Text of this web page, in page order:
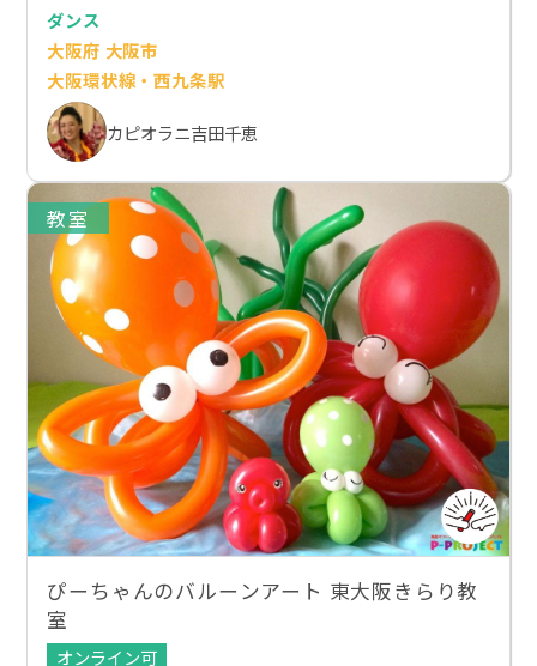
ダンス
大阪府 大阪市
大阪環状線・西九条駅
カピオラニ吉田千恵
教室
ぴーちゃんのバルーンアート 東大阪きらり教
室
オンライン可